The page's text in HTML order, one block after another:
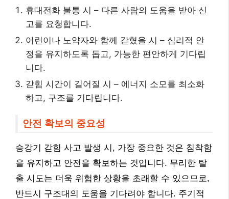
휴대전화 불통 시 – 다른 사람의 도움을 받아 신
고를 요청합니다.
어린이나 노약자와 함께 갇혔을 시 – 심리적 안
정을 유지하도록 돕고, 가능한 편안하게 기다립
니다.
갇힘 시간이 길어질 시 – 에너지 소모를 최소화
하고, 구조를 기다립니다.
안전 확보의 중요성
승강기 갇힘 사고 발생 시, 가장 중요한 것은 침착함
을 유지하고 안전을 확보하는 것입니다. 무리한 탈
출 시도는 더욱 위험한 상황을 초래할 수 있으므로,
반드시 구조대의 도움을 기다려야 합니다. 주기적